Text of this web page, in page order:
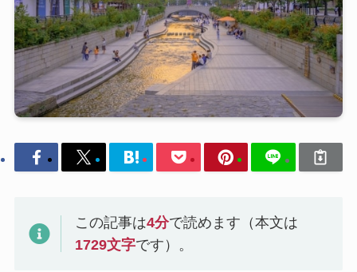
この記事は4分で読めます（本文は
1729文字です）。